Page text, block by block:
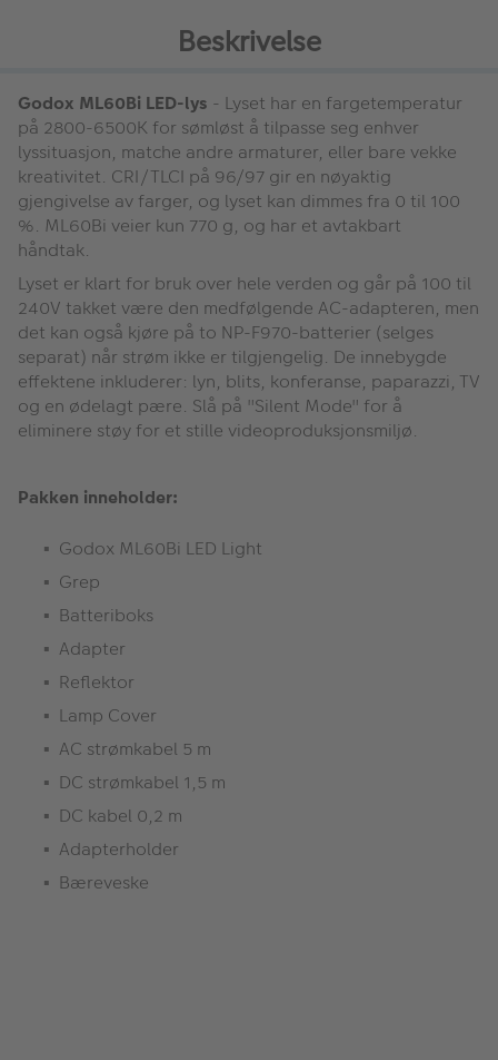
Beskrivelse
Godox ML60Bi LED-lys - Lyset har en fargetemperatur
på 2800-6500K for sømløst å tilpasse seg enhver
lyssituasjon, matche andre armaturer, eller bare vekke
kreativitet. CRI/TLCI på 96/97 gir en nøyaktig
gjengivelse av farger, og lyset kan dimmes fra 0 til 100
%. ML60Bi veier kun 770 g, og har et avtakbart
håndtak.
Lyset er klart for bruk over hele verden og går på 100 til
240V takket være den medfølgende AC-adapteren, men
det kan også kjøre på to NP-F970-batterier (selges
separat) når strøm ikke er tilgjengelig. De innebygde
effektene inkluderer: lyn, blits, konferanse, paparazzi, TV
og en ødelagt pære. Slå på "Silent Mode" for å
eliminere støy for et stille videoproduksjonsmiljø.
Pakken inneholder:
Godox ML60Bi LED Light
Grep
Batteriboks
Adapter
Reflektor
Lamp Cover
AC strømkabel 5 m
DC strømkabel 1,5 m
DC kabel 0,2 m
Adapterholder
Bæreveske